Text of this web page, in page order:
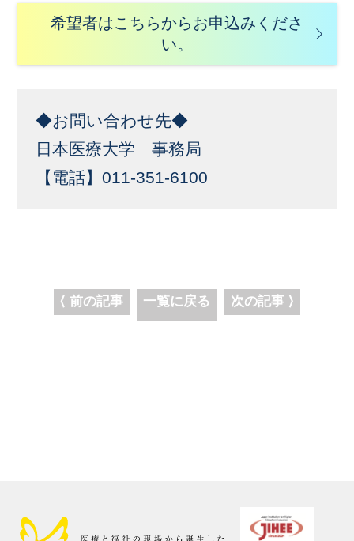
希望者はこちらからお申込みくださ
い。
◆お問い合わせ先◆
日本医療大学 事務局
【電話】011-351-6100
⟨ 前の記事 一覧に戻る 次の記事 ⟩